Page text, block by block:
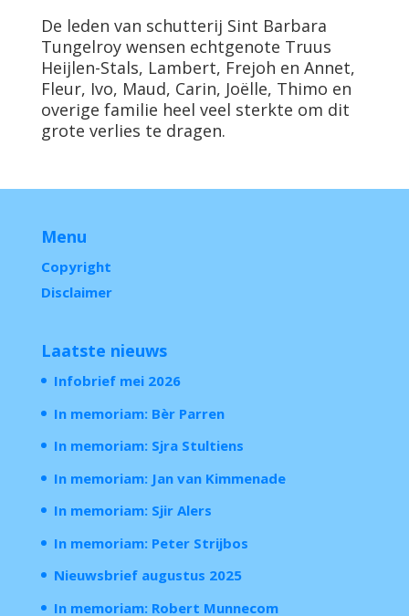
De leden van schutterij Sint Barbara
Tungelroy wensen echtgenote Truus
Heijlen-Stals, Lambert, Frejoh en Annet,
Fleur, Ivo, Maud, Carin, Joëlle, Thimo en
overige familie heel veel sterkte om dit
grote verlies te dragen.
Menu
Copyright
Disclaimer
Laatste nieuws
Infobrief mei 2026
In memoriam: Bèr Parren
In memoriam: Sjra Stultiens
In memoriam: Jan van Kimmenade
In memoriam: Sjir Alers
In memoriam: Peter Strijbos
Nieuwsbrief augustus 2025
In memoriam: Robert Munnecom